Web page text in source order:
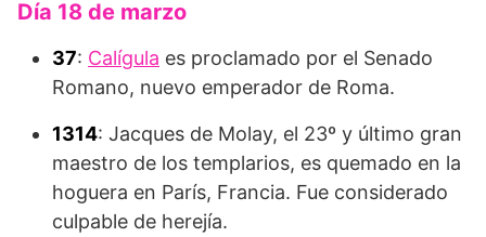
Día 18 de marzo
37: Calígula es proclamado por el Senado
Romano, nuevo emperador de Roma.
1314: Jacques de Molay, el 23º y último gran
maestro de los templarios, es quemado en la
hoguera en París, Francia. Fue considerado
culpable de herejía.